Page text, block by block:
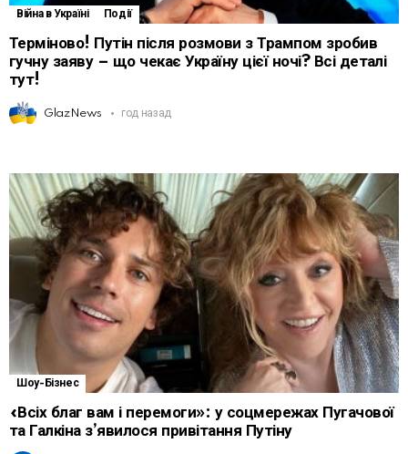
Війна в Україні Події
Терміново! Путін після розмови з Трампом зробив
гучну заяву – що чекає Україну цієї ночі? Всі деталі
тут!
GlazNews год назад
Шоу-Бізнес
«Всіх благ вам і перемоги»: у соцмережах Пугачової
та Галкіна з’явилося привітання Путіну